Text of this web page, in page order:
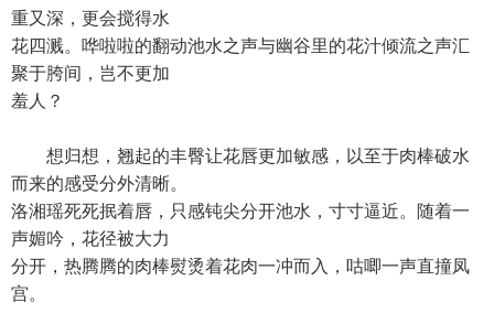
重又深，更会搅得水
花四溅。哗啦啦的翻动池水之声与幽谷里的花汁倾流之声汇
聚于胯间，岂不更加
羞人？
想归想，翘起的丰臀让花唇更加敏感，以至于肉棒破水
而来的感受分外清晰。
洛湘瑶死死抿着唇，只感钝尖分开池水，寸寸逼近。随着一
声媚吟，花径被大力
分开，热腾腾的肉棒熨烫着花肉一冲而入，咕唧一声直撞凤
宫。